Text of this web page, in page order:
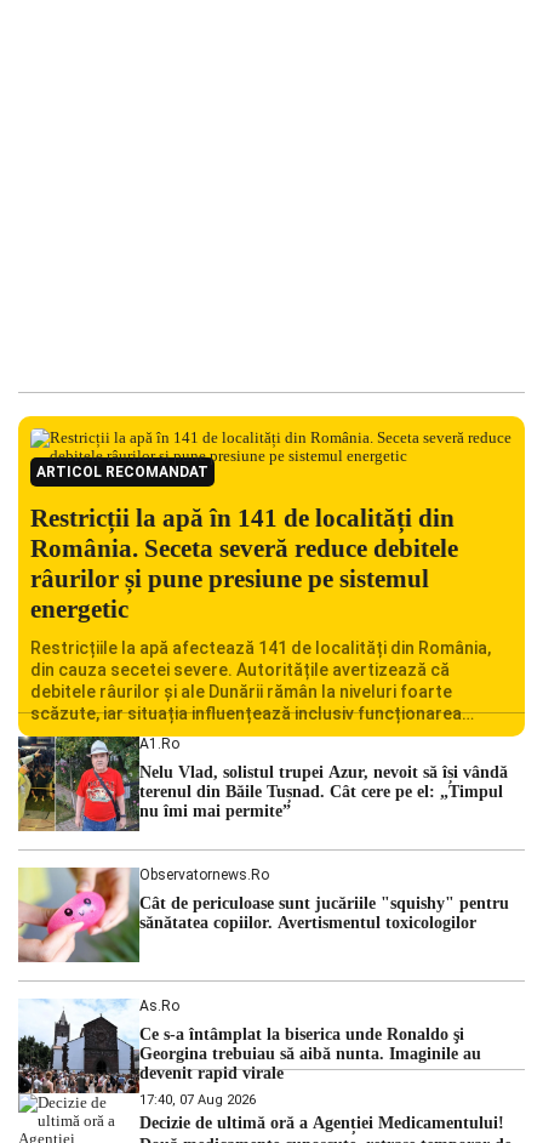
ARTICOL RECOMANDAT
Restricții la apă în 141 de localități din
România. Seceta severă reduce debitele
râurilor și pune presiune pe sistemul
energetic
Restricțiile la apă afectează 141 de localități din România,
din cauza secetei severe. Autoritățile avertizează că
debitele râurilor și ale Dunării rămân la niveluri foarte
scăzute, iar situația influențează inclusiv funcționarea
Centralei Nucleare de la Cernavodă. România se confruntă
cu una dintre cele mai dificile perioade din punct de vedere
hidrologic din ultimii ani. Lipsa […]
A1.ro
Nelu Vlad, solistul trupei Azur, nevoit să își vândă
terenul din Băile Tușnad. Cât cere pe el: „Timpul
nu îmi mai permite”
Observatornews.ro
Cât de periculoase sunt jucăriile "squishy" pentru
sănătatea copiilor. Avertismentul toxicologilor
As.ro
Ce s-a întâmplat la biserica unde Ronaldo şi
Georgina trebuiau să aibă nunta. Imaginile au
devenit rapid virale
17:40, 07 Aug 2026
Decizie de ultimă oră a Agenției Medicamentului!